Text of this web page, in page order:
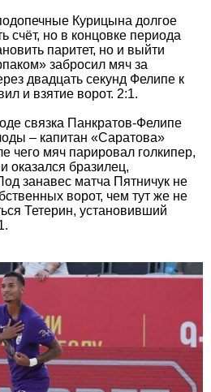
Курицына долгое
счёт, но в концовке периода
паритет, но и выйти
забросил мяч за
двадцать секунд Фелипе к
и взятие ворот. 2:1.
связка Панкратов-Фелипе
– капитан «Саратова»
чего мяч парировал голкипер,
оказался бразилец,
занавес матча Пятничук не
ворот, чем тут же не
Тетерин, установивший